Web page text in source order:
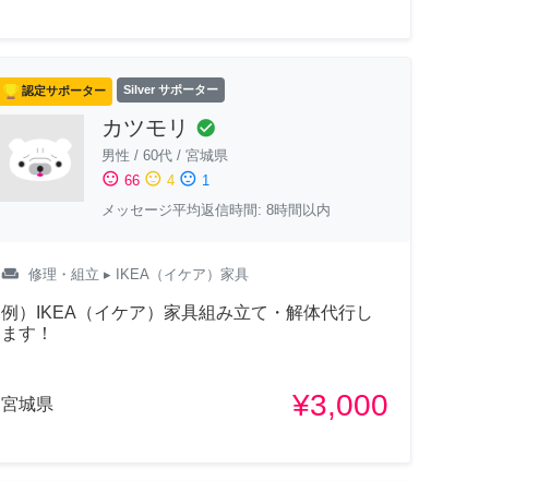
認定サポーター Silver サポーター
カツモリ check_circle
男性 / 60代/ 宮城県
sentiment_satisfied 66 sentiment_neutral 4 sentiment_dissatisfied 1
メッセージ平均返信時間: 8時間以内
weekend 修理・組立 ▸ IKEA（イケア）家具
例）IKEA（イケア）家具組み立て・解体代行し
ます！
宮城県 ¥3,000